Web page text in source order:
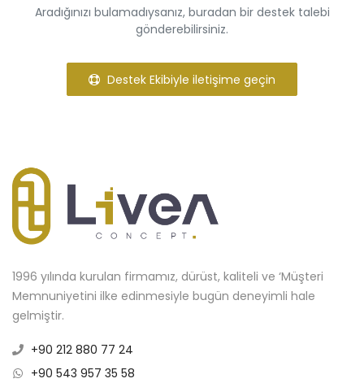
Aradığınızı bulamadıysanız, buradan bir destek talebi
gönderebilirsiniz.
Destek Ekibiyle iletişime geçin
1996 yılında kurulan firmamız, dürüst, kaliteli ve ‘Müşteri
Memnuniyetini ilke edinmesiyle bugün deneyimli hale
gelmiştir.
+90 212 880 77 24
+90 543 957 35 58